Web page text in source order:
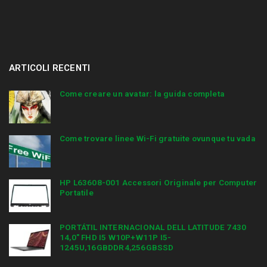
ARTICOLI RECENTI
Come creare un avatar: la guida completa
Come trovare linee Wi-Fi gratuite ovunque tu vada
HP L63608-001 Accessori Originale per Computer
Portatile
PORTÁTIL INTERNACIONAL DELL LATITUDE 7430
14,0″ FHD I5 W10P+W11P I5-
1245U,16GBDDR4,256GBSSD